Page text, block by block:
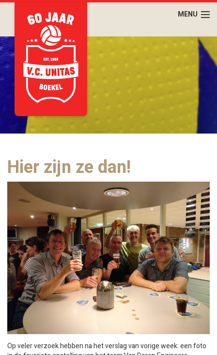
Hier zijn ze dan!
Op veler verzoek hebben na het verslag van vorige week: een foto